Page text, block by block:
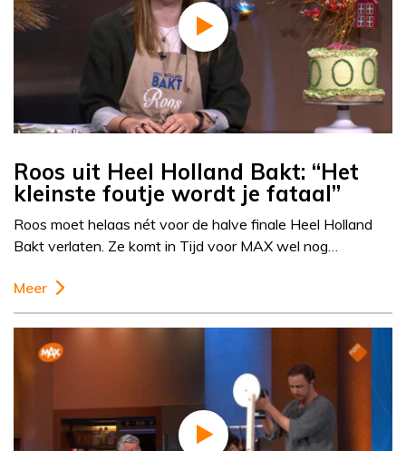
Roos uit Heel Holland Bakt: “Het
kleinste foutje wordt je fataal”
Roos moet helaas nét voor de halve finale Heel Holland
Bakt verlaten. Ze komt in Tijd voor MAX wel nog…
Meer